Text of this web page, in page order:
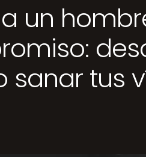
un
sanar tus